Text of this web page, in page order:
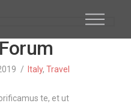
Italy,Travel
te, et ut